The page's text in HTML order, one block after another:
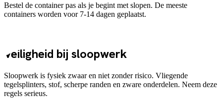
Bestel de container pas als je begint met slopen. De meeste
containers worden voor 7-14 dagen geplaatst.
Veiligheid bij sloopwerk
Sloopwerk is fysiek zwaar en niet zonder risico. Vliegende
tegelsplinters, stof, scherpe randen en zware onderdelen. Neem deze
regels serieus.